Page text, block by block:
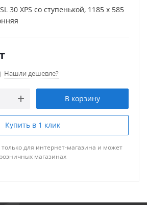
30 XPS со ступенькой, 1185 x 585
Нашли дешевле?
В корзину
Купить в 1 клик
для интернет-магазина и может
магазинах